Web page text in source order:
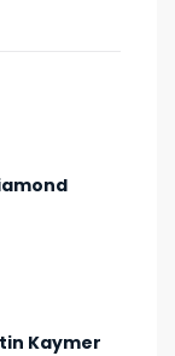
Kaymer